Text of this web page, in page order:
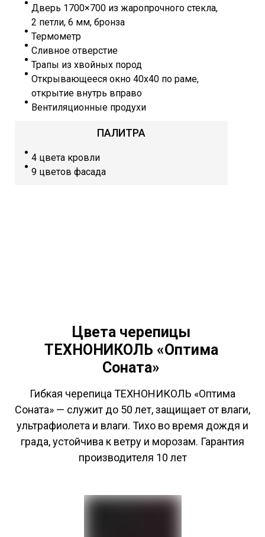
Дверь 1700×700 из жаропрочного стекла,
2 петли, 6 мм, бронза
Термометр
Сливное отверстие
Трапы из хвойных пород
Открывающееся окно 40х40 по раме,
открытие внутрь вправо
Вентиляционные продухи
ПАЛИТРА
4 цвета кровли
9 цветов фасада
Цвета черепицы
ТЕХНОНИКОЛЬ «Оптима
Соната»
Гибкая черепица ТЕХНОНИКОЛЬ «Оптима
Соната» — служит до 50 лет, защищает от влаги,
ультрафиолета и влаги. Тихо во время дождя и
града, устойчива к ветру и морозам. Гарантия
производителя 10 лет